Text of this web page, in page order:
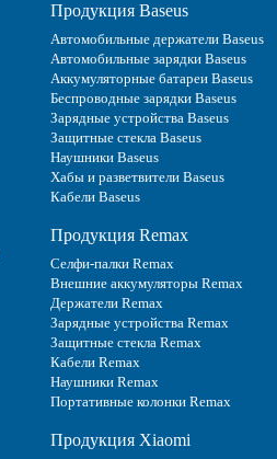
Продукция Baseus
Автомобильные держатели Baseus
Автомобильные зарядки Baseus
Аккумуляторные батареи Baseus
Беспроводные зарядки Baseus
Зарядные устройства Baseus
Защитные стекла Baseus
Наушники Baseus
Хабы и разветвители Baseus
Кабели Baseus
Продукция Remax
Селфи-палки Remax
Внешние аккумуляторы Remax
Держатели Remax
Зарядные устройства Remax
Защитные стекла Remax
Кабели Remax
Наушники Remax
Портативные колонки Remax
Продукция Xiaomi